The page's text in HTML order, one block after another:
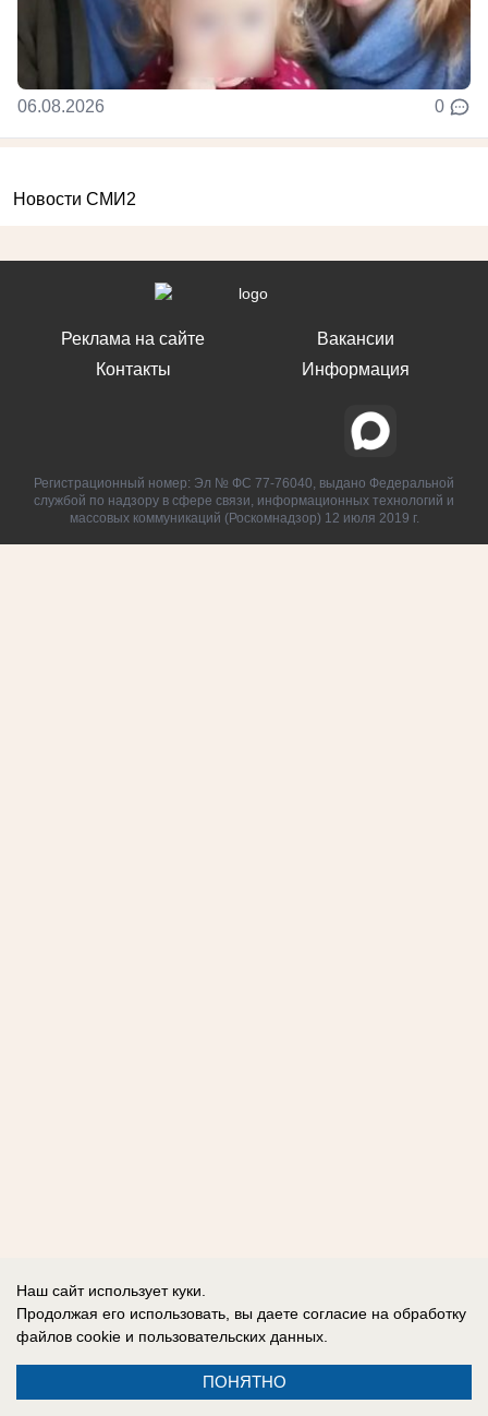
06.08.2026 0
Новости СМИ2
Реклама на сайте
Контакты
Вакансии
Информация
Регистрационный номер: Эл № ФС 77-76040, выдано Федеральной
службой по надзору в сфере связи, информационных технологий и
массовых коммуникаций (Роскомнадзор) 12 июля 2019 г.
Наш сайт использует куки.
Продолжая его использовать, вы даете согласие на обработку
файлов cookie и пользовательских данных.
ПОНЯТНО